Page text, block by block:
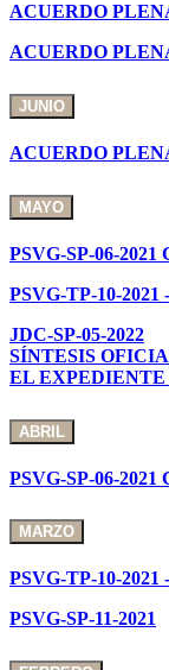
ACUERDO
ACUERDO
JUNIO
ACUERDO
MAYO
PSVG-SP-06-
PSVG-TP-10-
JDC-SP-05-2022
SÍNTESIS
EL EXPEDIENTE
ABRIL
PSVG-SP-06-
MARZO
PSVG-TP-10-
PSVG-SP-11-2021